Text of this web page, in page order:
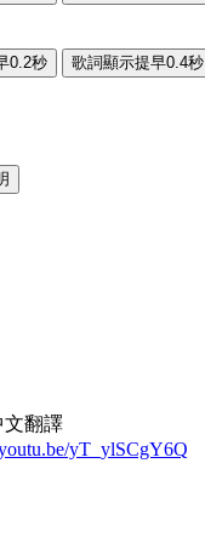
0.2秒 歌詞顯示提早0.4秒
文翻譯
yT_ylSCgY6Q